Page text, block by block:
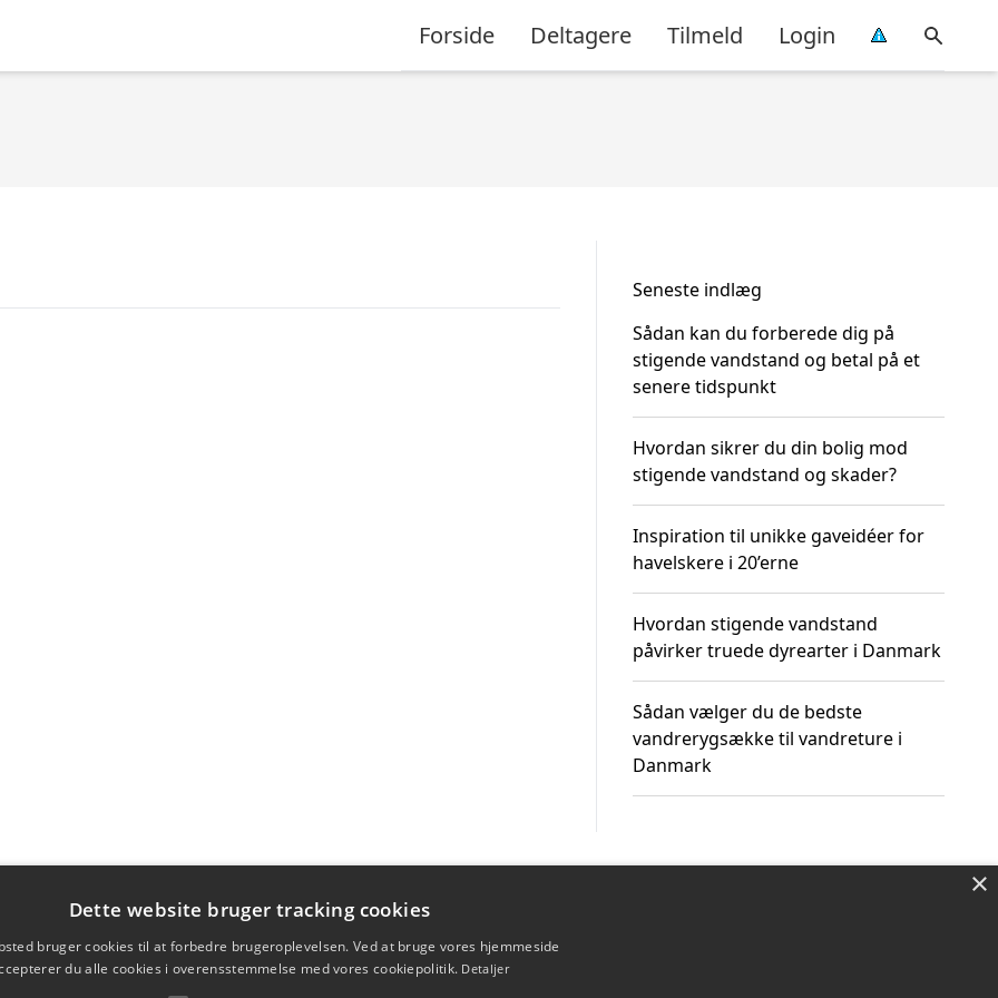
Forside Deltagere Tilmeld Login
Seneste indlæg
Sådan kan du forberede dig på
stigende vandstand og betal på et
senere tidspunkt
Hvordan sikrer du din bolig mod
stigende vandstand og skader?
Inspiration til unikke gaveidéer for
havelskere i 20’erne
Hvordan stigende vandstand
påvirker truede dyrearter i Danmark
Sådan vælger du de bedste
vandrerygsække til vandreture i
Danmark
×
Dette website bruger tracking cookies
bruger cookies til at forbedre brugeroplevelsen. Ved at bruge vores hjemmeside
du alle cookies i overensstemmelse med vores cookiepolitik. Detaljer